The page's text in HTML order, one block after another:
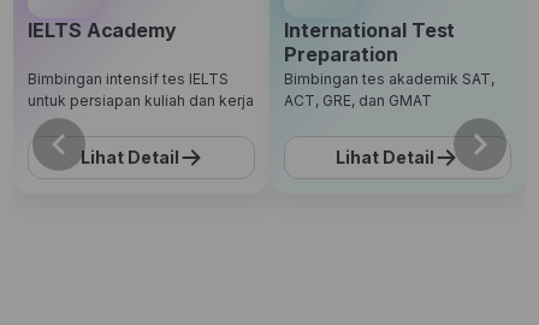
IELTS Academy
Bimbingan intensif tes IELTS
untuk persiapan kuliah dan kerja
Lihat Detail
International Test
Preparation
Bimbingan tes akademik SAT,
ACT, GRE, dan GMAT
Lihat Detail